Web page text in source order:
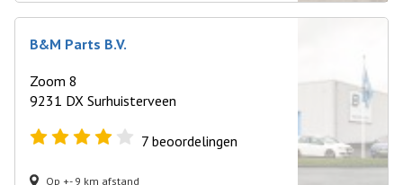
B&M Parts B.V.
Zoom 8
9231 DX Surhuisterveen
7 beoordelingen
Op +- 9 km afstand